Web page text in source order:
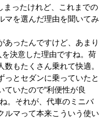
まったけれど、これまでの
マを選んだ理由を聞いてみ
あったんですけど、あまり
決意した理由ですね。荷
もたくさん乗れて快適。
っとセダンに乗っていたと
いたので“利便性が良
。それが、代車のミニバ
ルマって本来こういう使い